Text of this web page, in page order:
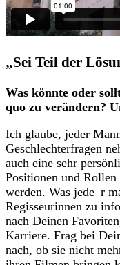
„Sei Teil der
Was könnte oder
quo zu verändern?
Ich glaube, jeder
Geschlechterfragen
auch eine sehr
Positionen und
werden. Was jede_r
Regisseurinnen zu
nach Deinen
Karriere. Frag bei
nach, ob sie nicht